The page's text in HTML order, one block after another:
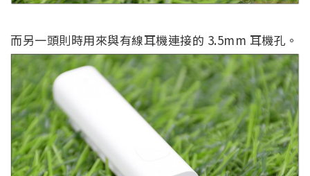
而另一頭則時用來與有線耳機連接的 3.5mm 耳機孔。